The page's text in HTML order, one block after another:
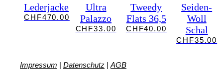
Lederjacke
CHF470.00
Ultra
Palazzo
CHF33.00
Tweedy
Flats 36,5
CHF40.00
Seiden-
Woll
Schal
CHF35.00
Impressum | Datenschutz | AGB